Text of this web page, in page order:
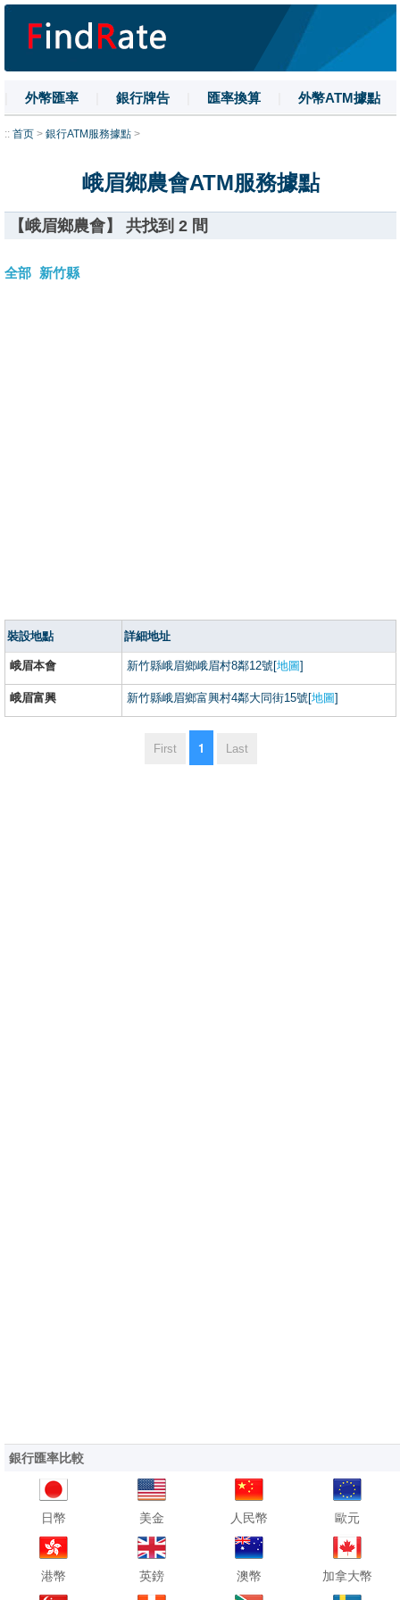
外幣匯率 銀行牌告 匯率換算 外幣ATM據點
| 名詞解釋 | 換匯技巧
:: 首页 > 銀行ATM服務據點 >
峨眉鄉農會ATM服務據點
【峨眉鄉農會】 共找到 2 間
全部 新竹縣
裝設地點 詳細地址
峨眉本會 新竹縣峨眉鄉峨眉村8鄰12號[地圖]
峨眉富興 新竹縣峨眉鄉富興村4鄰大同街15號[地圖]
First 1 Last
銀行匯率比較
日幣 美金 人民幣 歐元
港幣 英鎊 澳幣 加拿大幣